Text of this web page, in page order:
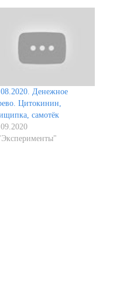
Денежное
Цитокинин,
самотёк